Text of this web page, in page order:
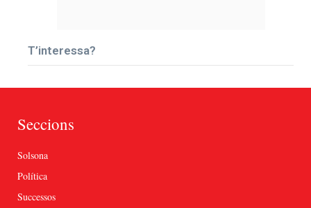
T’interessa?
Seccions
Solsona
Política
Successos